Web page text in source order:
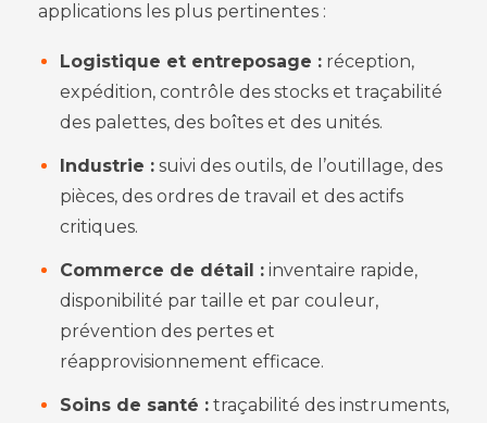
applications les plus pertinentes :
Logistique et entreposage : réception,
expédition, contrôle des stocks et traçabilité
des palettes, des boîtes et des unités.
Industrie : suivi des outils, de l’outillage, des
pièces, des ordres de travail et des actifs
critiques.
Commerce de détail : inventaire rapide,
disponibilité par taille et par couleur,
prévention des pertes et
réapprovisionnement efficace.
Soins de santé : traçabilité des instruments,